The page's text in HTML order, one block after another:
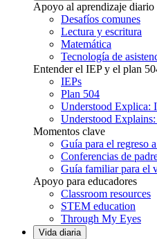
Apoyo al aprendizaje diario
Desafíos comunes
Lectura y escritura
Matemática
Tecnología de
Entender el IEP y el plan
IEPs
Plan 504
Understood Explica:
Understood
Momentos clave
Guía para el regreso
Conferencias de
Guía familiar para el
Apoyo para educadores
Classroom resources
STEM education
Through My Eyes
Vida diaria